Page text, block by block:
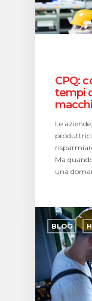
CPQ:
tempi
Le
Ma
una
BLOG